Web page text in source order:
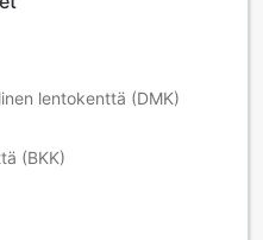
lentokenttä (DMK)
(BKK)